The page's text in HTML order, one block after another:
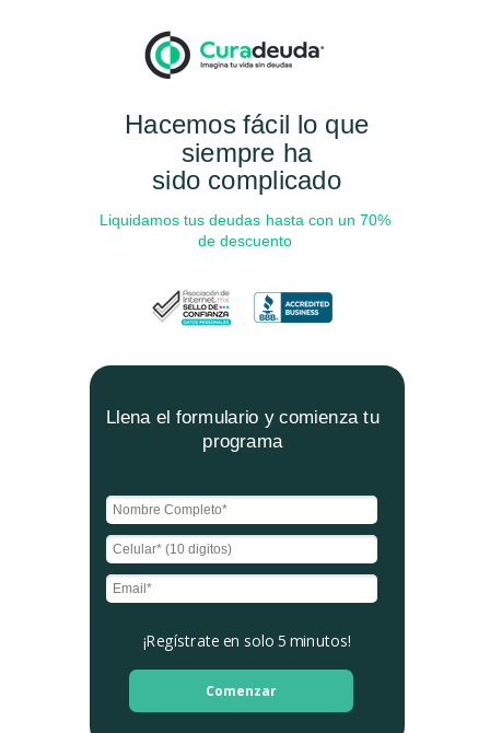
Llena el formulario y comienza tu
programa
Comenzar
¡Regístrate en solo 5 minutos!
Hacemos fácil lo que
siempre ha
sido complicado
Liquidamos tus deudas hasta con un 70%
de descuento